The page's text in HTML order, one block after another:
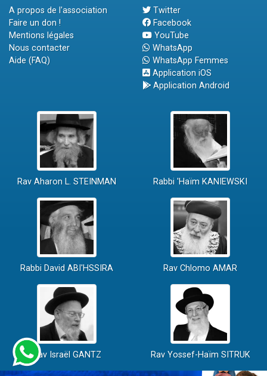
A propos de l'association
Faire un don !
Mentions légales
Nous contacter
Aide (FAQ)
Twitter
Facebook
YouTube
WhatsApp
WhatsApp Femmes
Application iOS
Application Android
Rav Aharon L. STEINMAN Rabbi 'Haïm KANIEWSKI
Rabbi David ABI'HSSIRA Rav Chlomo AMAR
Rav Israël GANTZ Rav Yossef-Haïm SITRUK